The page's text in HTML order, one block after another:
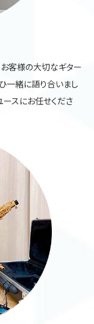
客様の大切なギター
一緒に語り合いまし
ースにお任せくださ